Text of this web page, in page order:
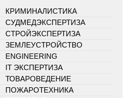
КРИМИНАЛИСТИКА
СУДМЕДЭКСПЕРТИЗА
СТРОЙЭКСПЕРТИЗА
ЗЕМЛЕУСТРОЙСТВО
ENGINEERING
IT ЭКСПЕРТИЗА
ТОВАРОВЕДЕНИЕ
ПОЖАРОТЕХНИКА